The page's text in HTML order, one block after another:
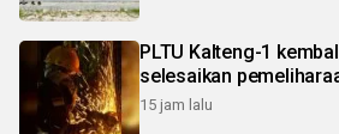
PLTU Kalteng-1
selesaikan
15 jam lalu